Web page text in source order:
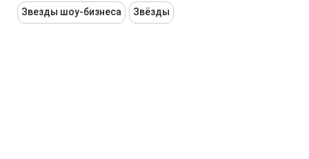
Звезды шоу-бизнеса Звёзды